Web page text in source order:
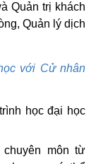
Quản trị khách
Quản lý dịch
với Cử nhân
học đại học
môn từ